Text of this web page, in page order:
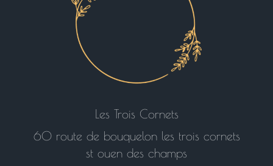
Les Trois Cornets
60 route de bouquelon les trois cornets
st ouen des champs